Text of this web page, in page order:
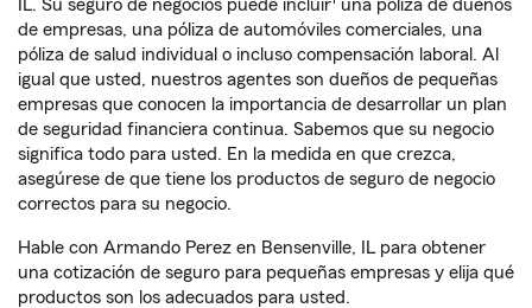
IL. Su seguro de negocios puede incluir una póliza de dueños
de empresas, una póliza de automóviles comerciales, una
póliza de salud individual o incluso compensación laboral. Al
igual que usted, nuestros agentes son dueños de pequeñas
empresas que conocen la importancia de desarrollar un plan
de seguridad financiera continua. Sabemos que su negocio
significa todo para usted. En la medida en que crezca,
asegúrese de que tiene los productos de seguro de negocio
correctos para su negocio.
Hable con Armando Perez en Bensenville, IL para obtener
una cotización de seguro para pequeñas empresas y elija qué
productos son los adecuados para usted.